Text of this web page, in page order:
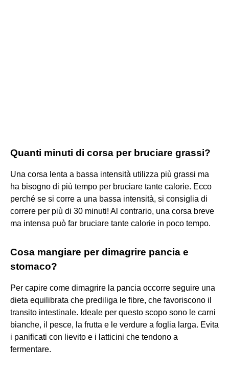
Quanti minuti di corsa per bruciare grassi?
Una corsa lenta a bassa intensità utilizza più grassi ma
ha bisogno di più tempo per bruciare tante calorie. Ecco
perché se si corre a una bassa intensità, si consiglia di
correre per più di 30 minuti! Al contrario, una corsa breve
ma intensa può far bruciare tante calorie in poco tempo.
Cosa mangiare per dimagrire pancia e
stomaco?
Per capire come dimagrire la pancia occorre seguire una
dieta equilibrata che prediliga le fibre, che favoriscono il
transito intestinale. Ideale per questo scopo sono le carni
bianche, il pesce, la frutta e le verdure a foglia larga. Evita
i panificati con lievito e i latticini che tendono a
fermentare.